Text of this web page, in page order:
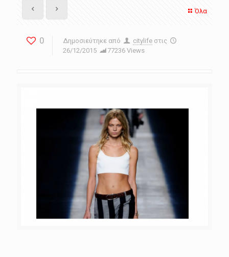
Όλα
0 Δημοσιεύτηκε από citylife στις
26/12/2015
77236 Views